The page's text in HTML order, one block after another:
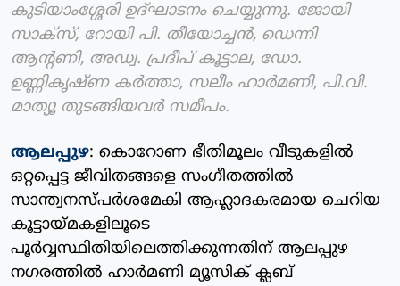
കുടിയാംശ്ശേരി ഉദ്ഘാടനം ചെയ്യുന്നു. ജോയി
സാക്‌സ്, റോയി പി. തീയോച്ചന്‍, ഡെന്നി
ആന്റണി, അഡ്വ. പ്രദീപ് കൂട്ടാല, ഡോ.
ഉണ്ണികൃഷ്ണ കര്‍ത്താ, സലീം ഹാര്‍മണി, പി.വി.
മാത്യൂ തുടങ്ങിയവര്‍ സമീപം.
ആലപ്പുഴ: കൊറോണ ഭീതിമൂലം വീടുകളില്‍
ഒറ്റപ്പെട്ട ജീവിതങ്ങളെ സംഗീതത്തില്‍
സാന്ത്വനസ്പര്‍ശമേകി ആഹ്ലാദകരമായ ചെറിയ
കൂട്ടായ്മകളിലൂടെ
പൂര്‍വ്വസ്ഥിതിയിലെത്തിക്കുന്നതിന് ആലപ്പുഴ
നഗരത്തില്‍ ഹാര്‍മണി മ്യൂസിക് ക്ലബ്